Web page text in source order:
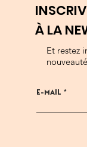
À LA
Et restez
E-MAIL